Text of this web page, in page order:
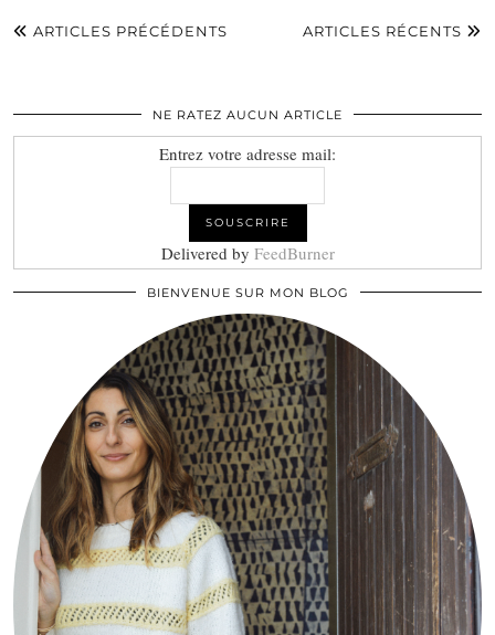
ARTICLES PRÉCÉDENTS ARTICLES RÉCENTS
NE RATEZ AUCUN ARTICLE
Entrez votre adresse mail:
Delivered by FeedBurner
BIENVENUE SUR MON BLOG